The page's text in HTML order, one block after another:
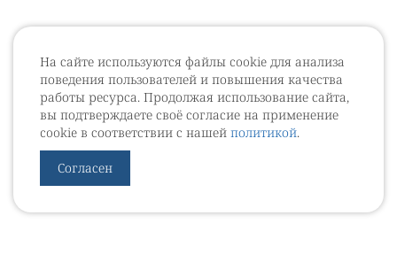
На сайте используются файлы cookie для анализа
поведения пользователей и повышения качества
работы ресурса. Продолжая использование сайта,
вы подтверждаете своё согласие на применение
cookie в соответствии с нашей политикой.
Согласен